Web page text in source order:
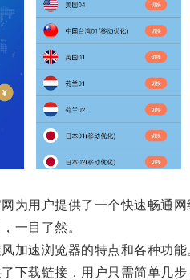
用户提供了一个快速畅通网
一目了然。
速浏览器的特点和各种功能
载链接，用户只需简单几步